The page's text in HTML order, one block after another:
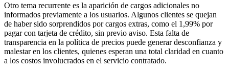
Otro tema recurrente es la aparición de cargos adicionales no
informados previamente a los usuarios. Algunos clientes se quejan
de haber sido sorprendidos por cargos extras, como el 1,99% por
pagar con tarjeta de crédito, sin previo aviso. Esta falta de
transparencia en la política de precios puede generar desconfianza y
malestar en los clientes, quienes esperan una total claridad en cuanto
a los costos involucrados en el servicio contratado.